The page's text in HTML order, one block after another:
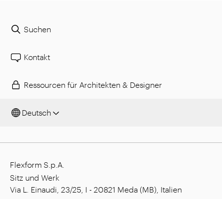
Suchen
Kontakt
Ressourcen für Architekten & Designer
Deutsch
Flexform S.p.A.
Sitz und Werk
Via L. Einaudi, 23/25, I - 20821 Meda (MB), Italien